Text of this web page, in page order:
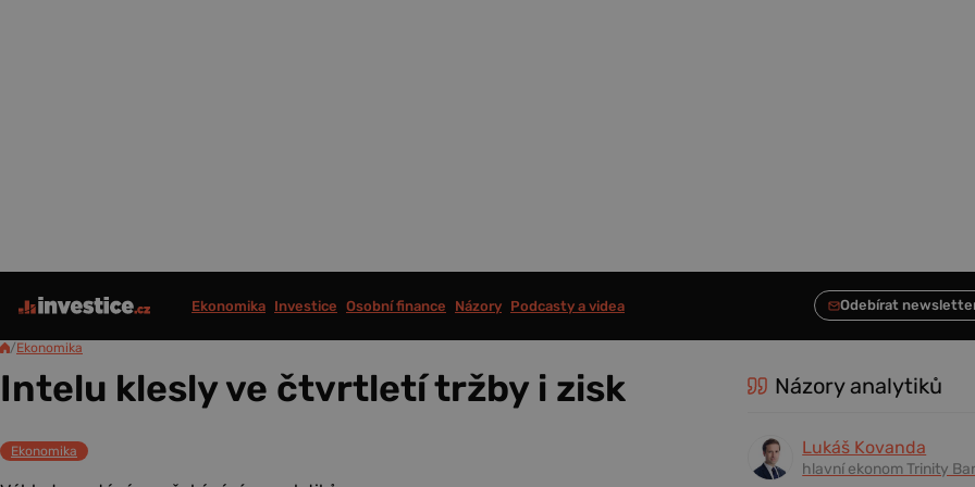
Ekonomika Investice Osobní finance Názory Podcasty a videa
/Ekonomika
Intelu klesly ve čtvrtletí tržby i zisk
Ekonomika
Názory analytiků
Lukáš Kovanda
hlavní ekonom Trinity